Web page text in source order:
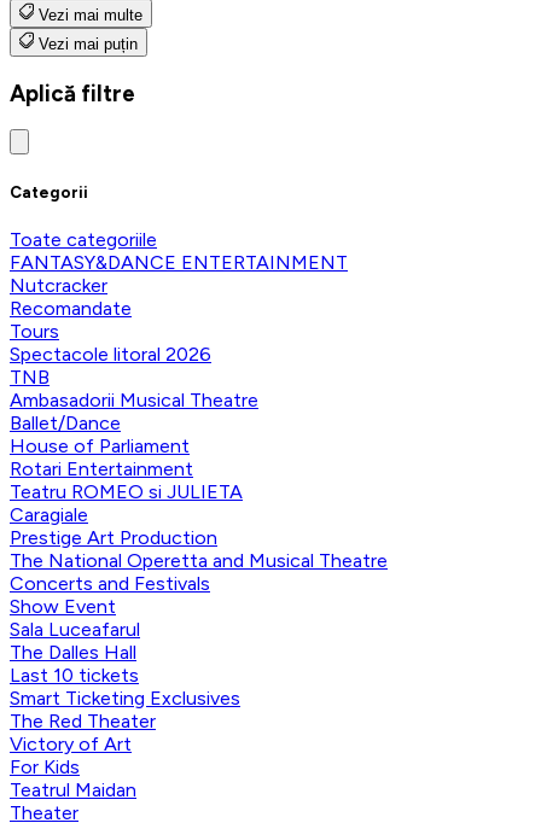
Vezi mai multe
Vezi mai puțin
Aplică filtre
Categorii
Toate categoriile
FANTASY&DANCE ENTERTAINMENT
Nutcracker
Recomandate
Tours
Spectacole litoral 2026
TNB
Ambasadorii Musical Theatre
Ballet/Dance
House of Parliament
Rotari Entertainment
Teatru ROMEO si JULIETA
Caragiale
Prestige Art Production
The National Operetta and Musical Theatre
Concerts and Festivals
Show Event
Sala Luceafarul
The Dalles Hall
Last 10 tickets
Smart Ticketing Exclusives
The Red Theater
Victory of Art
For Kids
Teatrul Maidan
Theater